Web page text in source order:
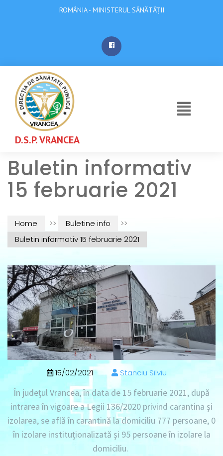
ROMÂNIA - MINISTERUL SĂNĂTĂȚII
D.S.P. VRANCEA
Buletin informativ
15 februarie 2021
Home >> Buletine info
>>
Buletin informativ 15 februarie 2021
15/02/2021 Stanciu Silviu
În județul Vrancea, în data de 15 februarie 2021, după
intrarea în vigoare a Legii 136/2020 privind carantina și
izolarea, se află în carantină la domiciliu 777 persoane, 0
în izolare instituționalizată și 95 persoane în izolare la
domiciliu.